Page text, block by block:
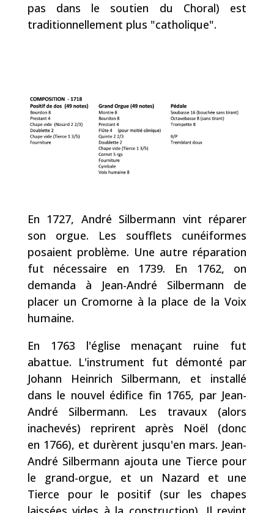
pas dans le soutien du Choral) est
traditionnellement plus "catholique".
En 1727, André Silbermann vint réparer
son orgue. Les soufflets cunéiformes
posaient problème. Une autre réparation
fut nécessaire en 1739. En 1762, on
demanda à Jean-André Silbermann de
placer un Cromorne à la place de la Voix
humaine.
En 1763 l'église menaçant ruine fut
abattue. L'instrument fut démonté par
Johann Heinrich Silbermann, et installé
dans le nouvel édifice fin 1765, par Jean-
André Silbermann. Les travaux (alors
inachevés) reprirent après Noël (donc
en 1766), et durèrent jusqu'en mars. Jean-
André Silbermann ajouta une Tierce pour
le grand-orgue, et un Nazard et une
Tierce pour le positif (sur les chapes